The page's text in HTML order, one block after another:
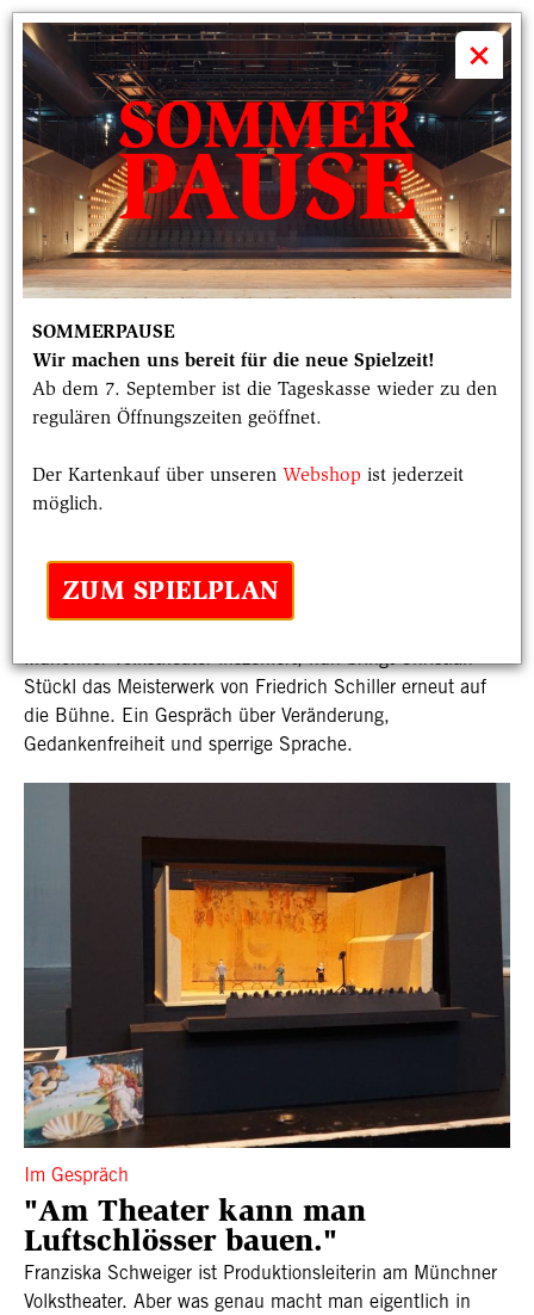
×
SOMMERPAUSE
Wir machen uns bereit für die neue Spielzeit!
Ab dem 7. September ist die Tageskasse wieder zu den
regulären Öffnungszeiten geöffnet.
Der Kartenkauf über unseren Webshop ist jederzeit
möglich.
ZUM SPIELPLAN
 volkstheater
"Wir Menschen verheddern uns
immer wieder im 'Copy/Paste'."
Stückl das Meisterwerk von Friedrich Schiller erneut auf
die Bühne. Ein Gespräch über Veränderung,
Gedankenfreiheit und sperrige Sprache.
Im Gespräch
"Am Theater kann man
Luftschlösser bauen."
Franziska Schweiger ist Produktionsleiterin am Münchner
Volkstheater. Aber was genau macht man eigentlich in